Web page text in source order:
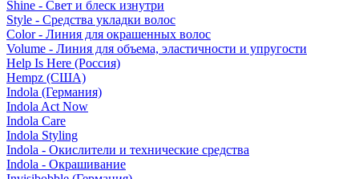
Shine - Свет и блеск изнутри
Style - Средства укладки волос
Color - Линия для окрашенных волос
Volume - Линия для объема, эластичности и упругости
Help Is Here (Россия)
Hempz (США)
Indola (Германия)
Indola Act Now
Indola Care
Indola Styling
Indola - Окислители и технические средства
Indola - Окрашивание